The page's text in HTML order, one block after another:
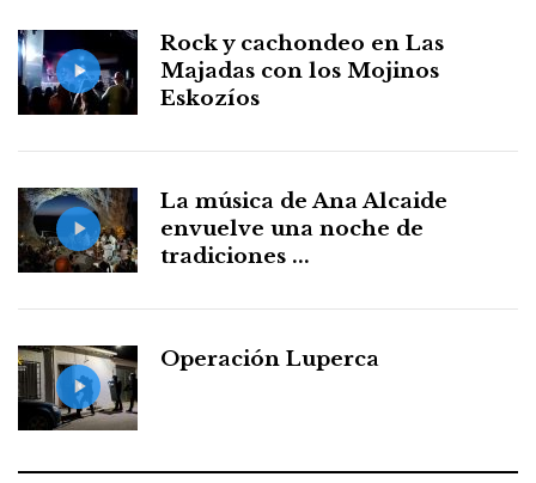
Rock y cachondeo en Las
Majadas con los Mojinos
Eskozíos
La música de Ana Alcaide
envuelve una noche de
tradiciones ...
Operación Luperca